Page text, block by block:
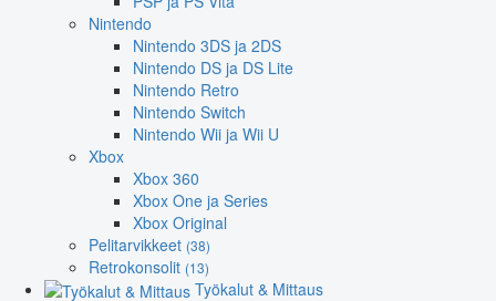
Nintendo
Nintendo 3DS ja 2DS
Nintendo DS ja DS Lite
Nintendo Retro
Nintendo Switch
Nintendo Wii ja Wii U
Xbox
Xbox 360
Xbox One ja Series
Xbox Original
Pelitarvikkeet (38)
Retrokonsolit (13)
Työkalut & Mittaus